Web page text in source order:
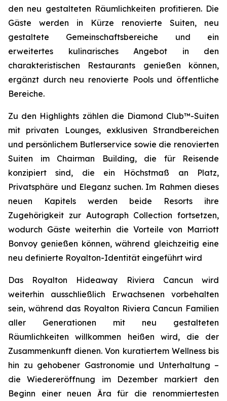
den neu gestalteten Räumlichkeiten profitieren. Die
Gäste werden in Kürze renovierte Suiten, neu
gestaltete Gemeinschaftsbereiche und ein
erweitertes kulinarisches Angebot in den
charakteristischen Restaurants genießen können,
ergänzt durch neu renovierte Pools und öffentliche
Bereiche.
Zu den Highlights zählen die Diamond Club™-Suiten
mit privaten Lounges, exklusiven Strandbereichen
und persönlichem Butlerservice sowie die renovierten
Suiten im Chairman Building, die für Reisende
konzipiert sind, die ein Höchstmaß an Platz,
Privatsphäre und Eleganz suchen. Im Rahmen dieses
neuen Kapitels werden beide Resorts ihre
Zugehörigkeit zur Autograph Collection fortsetzen,
wodurch Gäste weiterhin die Vorteile von Marriott
Bonvoy genießen können, während gleichzeitig eine
neu definierte Royalton-Identität eingeführt wird
Das Royalton Hideaway Riviera Cancun wird
weiterhin ausschließlich Erwachsenen vorbehalten
sein, während das Royalton Riviera Cancun Familien
aller Generationen mit neu gestalteten
Räumlichkeiten willkommen heißen wird, die der
Zusammenkunft dienen. Von kuratiertem Wellness bis
hin zu gehobener Gastronomie und Unterhaltung –
die Wiedereröffnung im Dezember markiert den
Beginn einer neuen Ära für die renommiertesten